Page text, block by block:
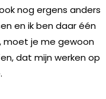
nog ergens anders
en ik ben daar één
moet je me gewoon
dat mijn werken op